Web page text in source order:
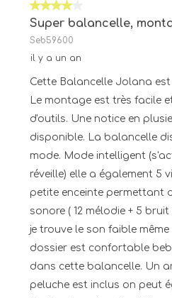
4 sur 5 étoiles.
Super balancelle,
Seb59600
il y a un an
Cette Balancelle Jolana
Le montage est très facile
d'outils. Une notice en
disponible. La balancelle
mode. Mode intelligent
réveille) elle a également 5
petite enceinte permettant
sonore ( 12 mélodie + 5
je trouve le son faible
dossier est confortable
dans cette balancelle. Un
peluche est inclus on peut